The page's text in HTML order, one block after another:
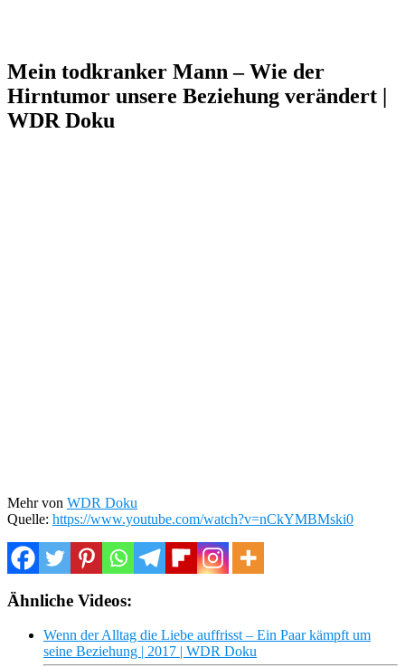
Mein todkranker Mann – Wie der
Hirntumor unsere Beziehung verändert |
WDR Doku
Mehr von WDR Doku
Quelle: https://www.youtube.com/watch?v=nCkYMBMski0
Ähnliche Videos:
Wenn der Alltag die Liebe auffrisst – Ein Paar kämpft um
seine Beziehung | 2017 | WDR Doku